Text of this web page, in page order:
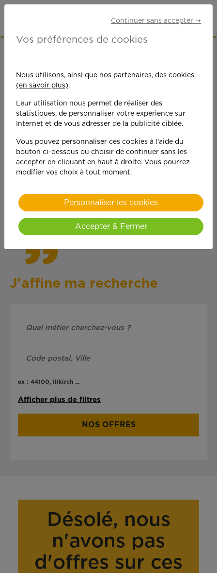
On est toujours plus
performant
quand on y met du
cœur !
J'affine ma recherche
ex : 44100, Illkirch ...
Afficher plus de filtres
NOS OFFRES
Désolé, nous
n'avons pas
d'offres sur ces
Continuer sans accepter ➝
Vos préférences de cookies
Nous utilisons, ainsi que nos partenaires, des cookies
(en savoir plus).
Leur utilisation nous permet de réaliser des
statistiques, de personnaliser votre expérience sur
Internet et de vous adresser de la publicité ciblée.
Vous pouvez personnaliser ces cookies à l'aide du
bouton ci-dessous ou choisir de continuer sans les
accepter en cliquant en haut à droite. Vous pourrez
modifier vos choix à tout moment.
Personnaliser les cookies
Accepter & Fermer